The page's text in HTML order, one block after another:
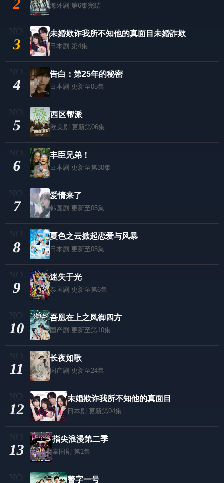
海外剧 第6集完结
3
未婚欺诈我所不知他的真面目未婚詐欺
日本剧 第4集
4
告白：第25年的秘密
日本剧 更新至05集
5
西区帮派
欧美剧 更新第06集
6
丰臣兄弟！
日本剧 更新至第30集
7
爱情来了
韩国剧 更新至05集
8
夏色之云掀起恋爱与风暴
日本剧 更新至05集
9
迷失于光
泰国剧 更新至第6集
10
吾凰在上之凤御四方
国产剧 更新至第10集
11
长夜如歌
国产剧 更新至24集
12
未婚欺诈我所不知他的真面目
日本剧 更新第04集
13
指尖浪漫第二季
泰国剧 第1集
警字一号